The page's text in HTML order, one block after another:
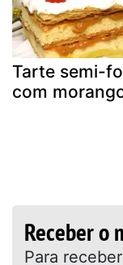
Tarte semi-
com
Receber o